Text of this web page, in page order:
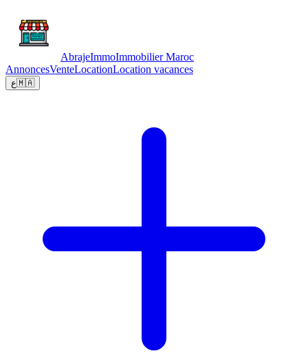
AbrajeImmoImmobilier Maroc
AnnoncesVenteLocationLocation vacances
ع🇲🇦